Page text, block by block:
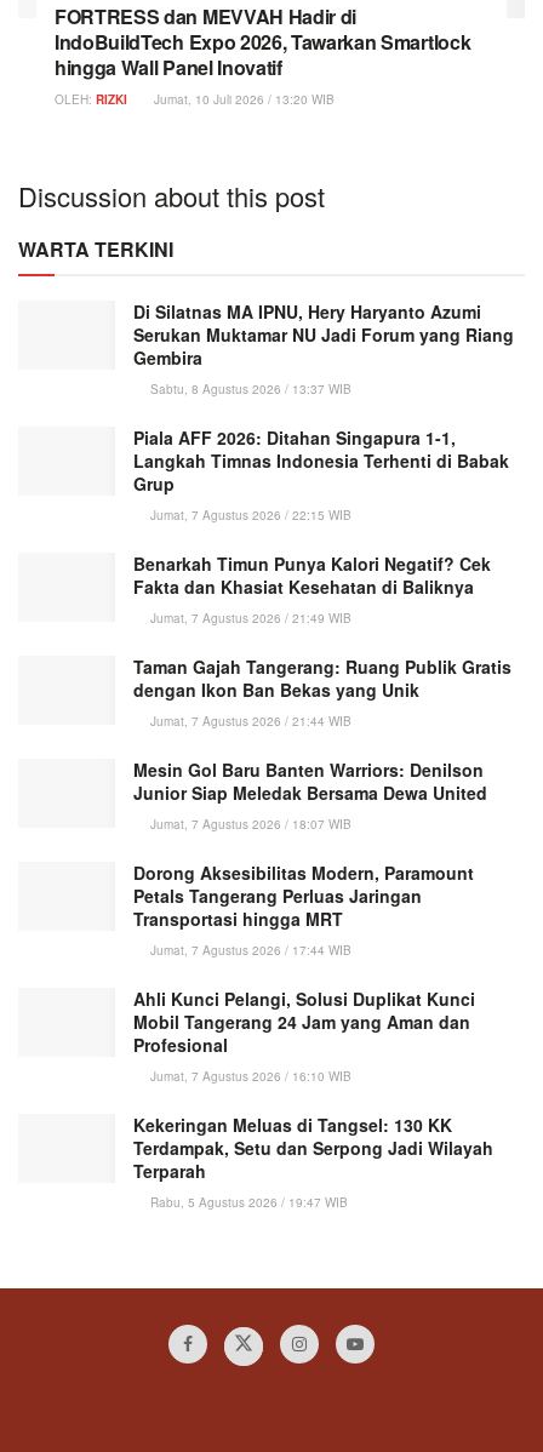
FORTRESS dan MEVVAH Hadir di
IndoBuildTech Expo 2026, Tawarkan Smartlock
hingga Wall Panel Inovatif
OLEH: RIZKI Jumat, 10 Juli 2026 / 13:20 WIB
Discussion about this post
WARTA TERKINI
Di Silatnas MA IPNU, Hery Haryanto Azumi
Serukan Muktamar NU Jadi Forum yang Riang
Gembira
Sabtu, 8 Agustus 2026 / 13:37 WIB
Piala AFF 2026: Ditahan Singapura 1-1,
Langkah Timnas Indonesia Terhenti di Babak
Grup
Jumat, 7 Agustus 2026 / 22:15 WIB
Benarkah Timun Punya Kalori Negatif? Cek
Fakta dan Khasiat Kesehatan di Baliknya
Jumat, 7 Agustus 2026 / 21:49 WIB
Taman Gajah Tangerang: Ruang Publik Gratis
dengan Ikon Ban Bekas yang Unik
Jumat, 7 Agustus 2026 / 21:44 WIB
Mesin Gol Baru Banten Warriors: Denilson
Junior Siap Meledak Bersama Dewa United
Jumat, 7 Agustus 2026 / 18:07 WIB
Dorong Aksesibilitas Modern, Paramount
Petals Tangerang Perluas Jaringan
Transportasi hingga MRT
Jumat, 7 Agustus 2026 / 17:44 WIB
Ahli Kunci Pelangi, Solusi Duplikat Kunci
Mobil Tangerang 24 Jam yang Aman dan
Profesional
Jumat, 7 Agustus 2026 / 16:10 WIB
Kekeringan Meluas di Tangsel: 130 KK
Terdampak, Setu dan Serpong Jadi Wilayah
Terparah
Rabu, 5 Agustus 2026 / 19:47 WIB